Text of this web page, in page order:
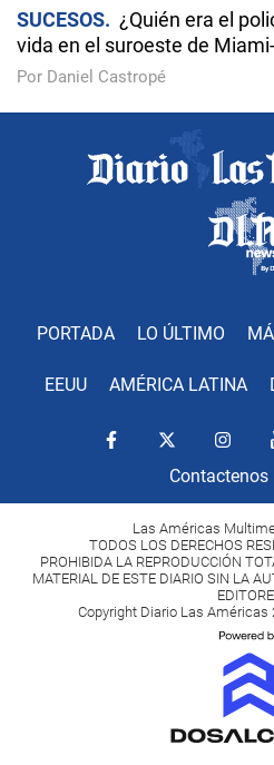
SUCESOS
¿Quién era el
vida en el suroeste de
Por Daniel Castropé
PORTADA LO ÚLTIMO
EEUU AMÉRICA LATINA
Contactenos
Las Américas
TODOS LOS DERECHOS
PROHIBIDA LA REPRODUCCIÓN
MATERIAL DE ESTE DIARIO SIN LA
Copyright Diario Las Américas